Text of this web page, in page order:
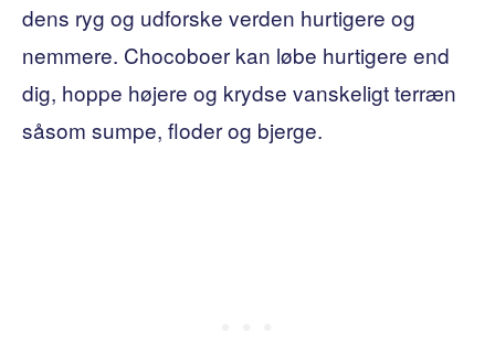
dens ryg og udforske verden hurtigere og
nemmere. Chocoboer kan løbe hurtigere end
dig, hoppe højere og krydse vanskeligt terræn
såsom sumpe, floder og bjerge.